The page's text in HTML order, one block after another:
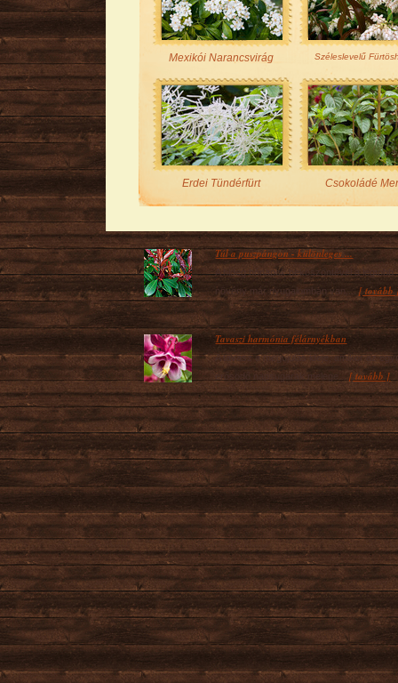
Mexikói Narancsvirág Széleslevelű
Erdei Tündérfürt Csokoládé
Túl a puszpángon - különleges ...
A hideg hónapok beköszöntével a legtöbb
növény már nyugalomban van,...[ tovább
Tavaszi harmónia félárnyékban
A tavasz a megújulás ideje, amikor az
erősödő napsugarak melege...[ tovább ]